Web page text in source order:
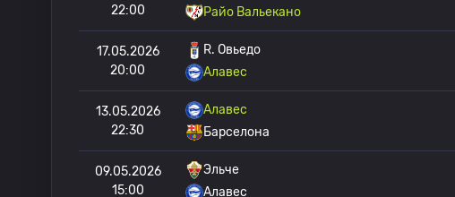
22:00
Райо Вальекано
17.05.2026
20:00
R. Овьедо
Алавес
13.05.2026
22:30
Алавес
Барселона
09.05.2026
15:00
Эльче
Алавес